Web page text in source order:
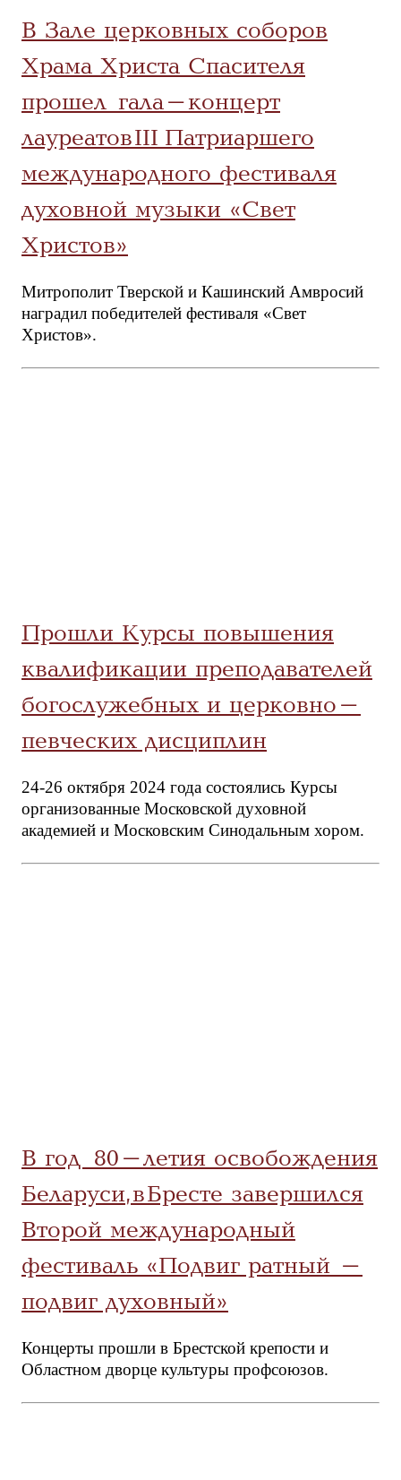
В Зале церковных соборов
Храма Христа Спасителя
прошел гала-концерт
лауреатов III Патриаршего
международного фестиваля
духовной музыки «Свет
Христов»
Митрополит Тверской и Кашинский Амвросий
наградил победителей фестиваля «Свет
Христов».
Прошли Курсы повышения
квалификации преподавателей
богослужебных и церковно-
певческих дисциплин
24-26 октября 2024 года состоялись Курсы
организованные Московской духовной
академией и Московским Синодальным хором.
В год 80-летия освобождения
Беларуси, в Бресте завершился
Второй международный
фестиваль «Подвиг ратный –
подвиг духовный»
Концерты прошли в Брестской крепости и
Областном дворце культуры профсоюзов.